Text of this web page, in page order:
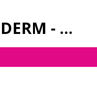
REVIZEDERM - PÉČE O KŮŽI A KOSMETIKA